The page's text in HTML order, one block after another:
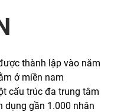
thành lập vào năm
ở miền nam
cấu trúc đa trung tâm
dụng gần 1.000 nhân